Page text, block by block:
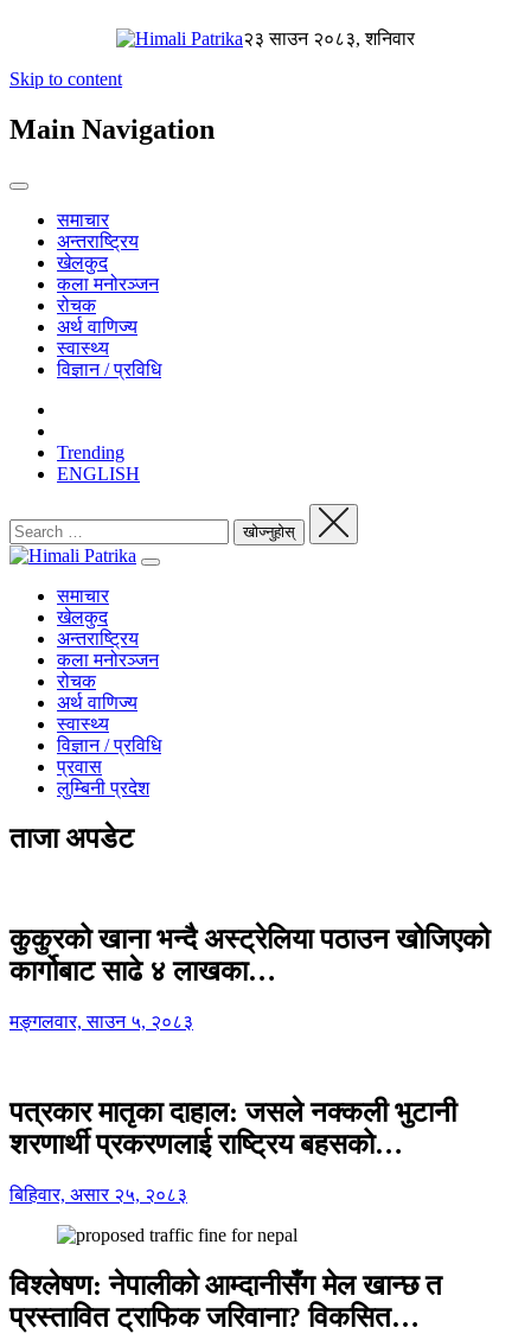
२३ साउन २०८३, शनिवार
Skip to content
Main Navigation
समाचार
अन्तराष्ट्रिय
खेलकुद
कला मनोरञ्जन
रोचक
अर्थ वाणिज्य
स्वास्थ्य
विज्ञान / प्रविधि
Trending
ENGLISH
समाचार
खेलकुद
अन्तराष्ट्रिय
कला मनोरञ्जन
रोचक
अर्थ वाणिज्य
स्वास्थ्य
विज्ञान / प्रविधि
प्रवास
लुम्बिनी प्रदेश
ताजा अपडेट
कुकुरको खाना भन्दै अस्ट्रेलिया पठाउन खोजिएको
कार्गोबाट साढे ४ लाखका…
मङ्गलवार, साउन ५, २०८३
पत्रकार मातृका दाहाल: जसले नक्कली भुटानी
शरणार्थी प्रकरणलाई राष्ट्रिय बहसको…
बिहिवार, असार २५, २०८३
विश्लेषण: नेपालीको आम्दानीसँग मेल खान्छ त
प्रस्तावित ट्राफिक जरिवाना? विकसित…